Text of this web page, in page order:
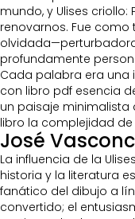
mundo, y Ulises
renovarnos. Fue
profundamente
Cada palabra era una
con libro pdf esencia
un paisaje
libro la complejidad
José
La influencia de la
historia y la literatura
fanático del dibujo a
convertido; el